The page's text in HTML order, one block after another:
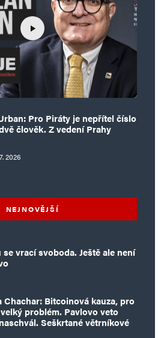
Pro Piráty je nepřítel číslo
člověk. Z vedení Prahy
2026
NEJNOVĚJŠÍ
se vrací svoboda. Ještě ale není
Chachar: Bitcoinová kauza, pro
problém. Pavlovo veto
Seškrtané větrníkové